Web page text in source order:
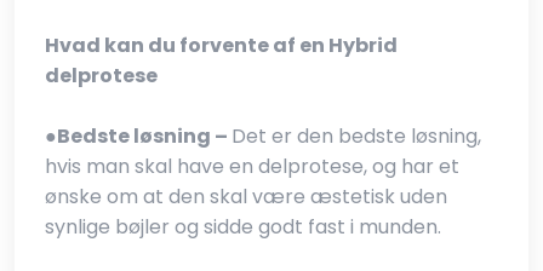
Hvad kan du forvente af en Hybrid
delprotese
●​Bedste løsning – Det er den bedste løsning,
hvis man skal have en delprotese, og har et
ønske om at den skal være æstetisk uden
synlige bøjler og sidde godt fast i munden.